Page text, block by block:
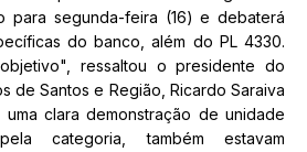
para segunda-feira (16) e debaterá
do banco, além do PL 4330.
ressaltou o presidente do
de Santos e Região, Ricardo Saraiva
clara demonstração de unidade
categoria, também estavam